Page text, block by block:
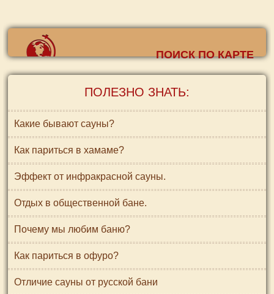
ПОИСК ПО КАРТЕ
ПОЛЕЗНО ЗНАТЬ:
Какие бывают сауны?
Как париться в хамаме?
Эффект от инфракрасной сауны.
Отдых в общественной бане.
Почему мы любим баню?
Как париться в офуро?
Отличие сауны от русской бани